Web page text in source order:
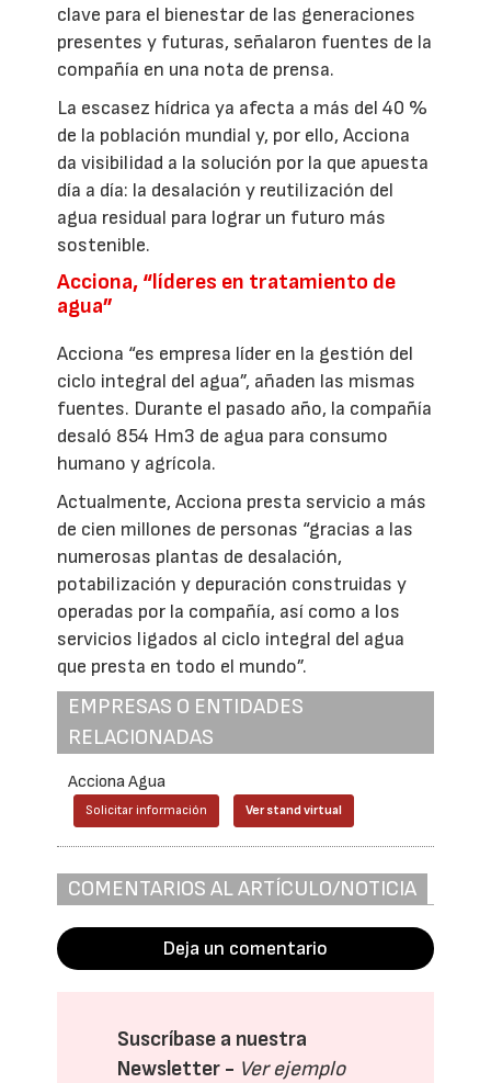
clave para el bienestar de las generaciones
presentes y futuras, señalaron fuentes de la
compañía en una nota de prensa.
La escasez hídrica ya afecta a más del 40 %
de la población mundial y, por ello, Acciona
da visibilidad a la solución por la que apuesta
día a día: la desalación y reutilización del
agua residual para lograr un futuro más
sostenible.
Acciona, “líderes en tratamiento de
agua”
Acciona “es empresa líder en la gestión del
ciclo integral del agua”, añaden las mismas
fuentes. Durante el pasado año, la compañía
desaló 854 Hm3 de agua para consumo
humano y agrícola.
Actualmente, Acciona presta servicio a más
de cien millones de personas “gracias a las
numerosas plantas de desalación,
potabilización y depuración construidas y
operadas por la compañía, así como a los
servicios ligados al ciclo integral del agua
que presta en todo el mundo”.
EMPRESAS O ENTIDADES
RELACIONADAS
Acciona Agua
Solicitar información Ver stand virtual
COMENTARIOS AL ARTÍCULO/NOTICIA
Deja un comentario
Suscríbase a nuestra
Newsletter - Ver ejemplo